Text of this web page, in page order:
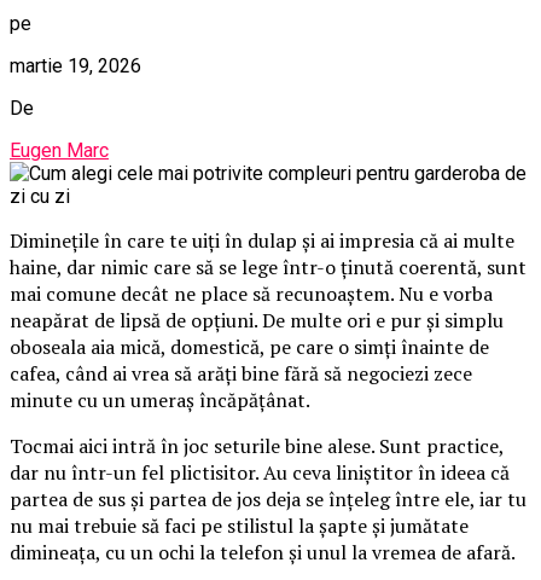
pe
martie 19, 2026
De
Eugen Marc
Diminețile în care te uiți în dulap și ai impresia că ai multe
haine, dar nimic care să se lege într-o ținută coerentă, sunt
mai comune decât ne place să recunoaștem. Nu e vorba
neapărat de lipsă de opțiuni. De multe ori e pur și simplu
oboseala aia mică, domestică, pe care o simți înainte de
cafea, când ai vrea să arăți bine fără să negociezi zece
minute cu un umeraș încăpățânat.
Tocmai aici intră în joc seturile bine alese. Sunt practice,
dar nu într-un fel plictisitor. Au ceva liniștitor în ideea că
partea de sus și partea de jos deja se înțeleg între ele, iar tu
nu mai trebuie să faci pe stilistul la șapte și jumătate
dimineața, cu un ochi la telefon și unul la vremea de afară.